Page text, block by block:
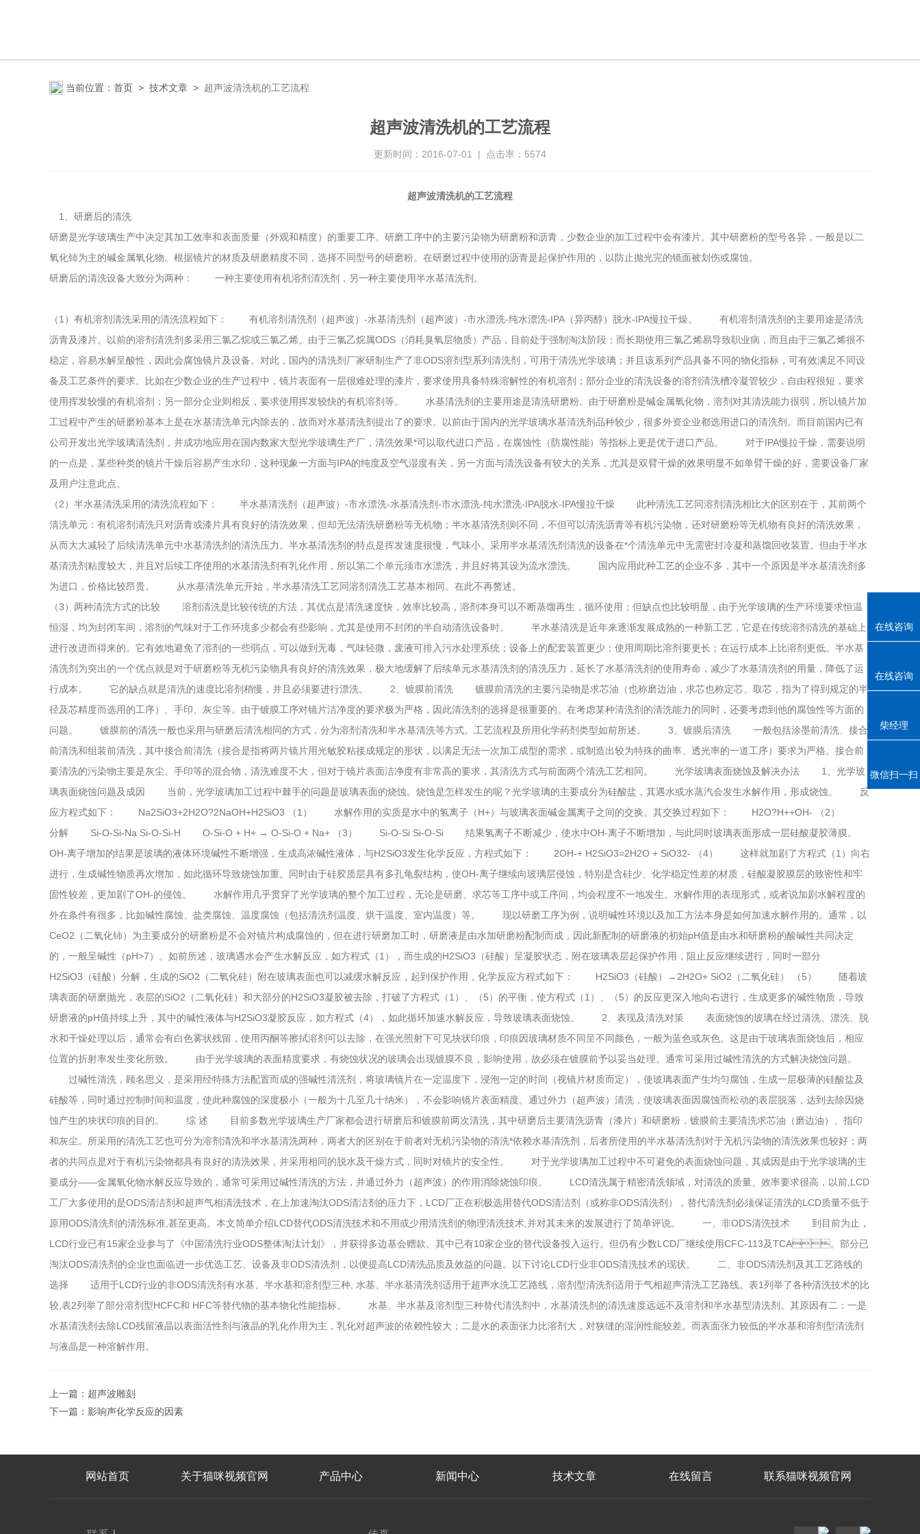
当前位置： 首页 > 技术文章 > 超声波清洗机的工艺流程
超声波清洗机的工艺流程
更新时间：2016-07-01 | 点击率：5574
超声波清洗机的工艺流程
1、研磨后的清洗
研磨是光学玻璃生产中决定其加工效率和表面质量（外观和精度）的重要工序。研磨工序中的主要污染物为研磨粉和沥青，少数企业的加工过程中会有漆片。其中研磨粉的型号各异，一般是以二
氧化铈为主的碱金属氧化物。根据镜片的材质及研磨精度不同，选择不同型号的研磨粉。在研磨过程中使用的沥青是起保护作用的，以防止抛光完的镜面被划伤或腐蚀。
研磨后的清洗设备大致分为两种： 一种主要使用有机溶剂清洗剂，另一种主要使用半水基清洗剂。
（1）有机溶剂清洗采用的清洗流程如下： 有机溶剂清洗剂（超声波）-水基清洗剂（超声波）-市水漂洗-纯水漂洗-IPA（异丙醇）脱水-IPA慢拉干燥。 有机溶剂清洗剂的主要用途是清洗
沥青及漆片。以前的溶剂清洗剂多采用三氯乙烷或三氯乙烯。由于三氯乙烷属ODS（消耗臭氧层物质）产品，目前处于强制淘汰阶段；而长期使用三氯乙烯易导致职业病，而且由于三氯乙烯很不
稳定，容易水解呈酸性，因此会腐蚀镜片及设备。对此，国内的清洗剂厂家研制生产了非ODS溶剂型系列清洗剂，可用于清洗光学玻璃；并且该系列产品具备不同的物化指标，可有效满足不同设
备及工艺条件的要求。比如在少数企业的生产过程中，镜片表面有一层很难处理的漆片，要求使用具备特殊溶解性的有机溶剂；部分企业的清洗设备的溶剂清洗槽冷凝管较少，自由程很短，要求
使用挥发较慢的有机溶剂；另一部分企业则相反，要求使用挥发较快的有机溶剂等。 水基清洗剂的主要用途是清洗研磨粉。由于研磨粉是碱金属氧化物，溶剂对其清洗能力很弱，所以镜片加
工过程中产生的研磨粉基本上是在水基清洗单元内除去的，故而对水基清洗剂提出了的要求。以前由于国内的光学玻璃水基清洗剂品种较少，很多外资企业都选用进口的清洗剂。而目前国内已有
公司开发出光学玻璃清洗剂，并成功地应用在国内数家大型光学玻璃生产厂，清洗效果*可以取代进口产品，在腐蚀性（防腐性能）等指标上更是优于进口产品。 对于IPA慢拉干燥，需要说明
的一点是，某些种类的镜片干燥后容易产生水印，这种现象一方面与IPA的纯度及空气湿度有关，另一方面与清洗设备有较大的关系，尤其是双臂干燥的效果明显不如单臂干燥的好，需要设备厂家
及用户注意此点。
（2）半水基清洗采用的清洗流程如下： 半水基清洗剂（超声波）-市水漂洗-水基清洗剂-市水漂洗-纯水漂洗-IPA脱水-IPA慢拉干燥 此种清洗工艺同溶剂清洗相比大的区别在于，其前两个
清洗单元：有机溶剂清洗只对沥青或漆片具有良好的清洗效果，但却无法清洗研磨粉等无机物；半水基清洗剂则不同，不但可以清洗沥青等有机污染物，还对研磨粉等无机物有良好的清洗效果，
从而大大减轻了后续清洗单元中水基清洗剂的清洗压力。半水基清洗剂的特点是挥发速度很慢，气味小。采用半水基清洗剂清洗的设备在*个清洗单元中无需密封冷凝和蒸馏回收装置。但由于半水
基清洗剂粘度较大，并且对后续工序使用的水基清洗剂有乳化作用，所以第二个单元须市水漂洗，并且好将其设为流水漂洗。 国内应用此种工艺的企业不多，其中一个原因是半水基清洗剂多
为进口，价格比较昂贵。 从水基清洗单元开始，半水基清洗工艺同溶剂清洗工艺基本相同。在此不再赘述。
（3）两种清洗方式的比较 溶剂清洗是比较传统的方法，其优点是清洗速度快，效率比较高，溶剂本身可以不断蒸馏再生，循环使用；但缺点也比较明显，由于光学玻璃的生产环境要求恒温
恒湿，均为封闭车间，溶剂的气味对于工作环境多少都会有些影响，尤其是使用不封闭的半自动清洗设备时。 半水基清洗是近年来逐渐发展成熟的一种新工艺，它是在传统溶剂清洗的基础上
进行改进而得来的。它有效地避免了溶剂的一些弱点，可以做到无毒，气味轻微，废液可排入污水处理系统；设备上的配套装置更少；使用周期比溶剂要更长；在运行成本上比溶剂更低。半水基
清洗剂为突出的一个优点就是对于研磨粉等无机污染物具有良好的清洗效果，极大地缓解了后续单元水基清洗剂的清洗压力，延长了水基清洗剂的使用寿命，减少了水基清洗剂的用量，降低了运
行成本。 它的缺点就是清洗的速度比溶剂稍慢，并且必须要进行漂洗。 2、镀膜前清洗 镀膜前清洗的主要污染物是求芯油（也称磨边油，求芯也称定芯、取芯，指为了得到规定的半
径及芯精度而选用的工序）、手印、灰尘等。由于镀膜工序对镜片洁净度的要求极为严格，因此清洗剂的选择是很重要的。在考虑某种清洗剂的清洗能力的同时，还要考虑到他的腐蚀性等方面的
问题。 镀膜前的清洗一般也采用与研磨后清洗相同的方式，分为溶剂清洗和半水基清洗等方式。工艺流程及所用化学药剂类型如前所述。 3、镀膜后清洗 一般包括涂墨前清洗、接合
前清洗和组装前清洗，其中接合前清洗（接合是指将两片镜片用光敏胶粘接成规定的形状，以满足无法一次加工成型的需求，或制造出较为特殊的曲率、透光率的一道工序）要求为严格。接合前
要清洗的污染物主要是灰尘、手印等的混合物，清洗难度不大，但对于镜片表面洁净度有非常高的要求，其清洗方式与前面两个清洗工艺相同。 光学玻璃表面烧蚀及解决办法 1、光学玻
璃表面烧蚀问题及成因 当前，光学玻璃加工过程中棘手的问题是玻璃表面的烧蚀。烧蚀是怎样发生的呢？光学玻璃的主要成分为硅酸盐，其遇水或水蒸汽会发生水解作用，形成烧蚀。 反
应方程式如下： Na2SiO3+2H2O?2NaOH+H2SiO3 （1） 水解作用的实质是水中的氢离子（H+）与玻璃表面碱金属离子之间的交换。其交换过程如下： H2O?H++OH- （2）
分解 Si-O-Si-Na Si-O-Si-H O-Si-O + H+ → O-Si-O + Na+ （3） Si-O-Si Si-O-Si 结果氢离子不断减少，使水中OH-离子不断增加，与此同时玻璃表面形成一层硅酸凝胶薄膜。
OH-离子增加的结果是玻璃的液体环境碱性不断增强，生成高浓碱性液体，与H2SiO3发生化学反应，方程式如下： 2OH-+ H2SiO3=2H2O + SiO32- （4） 这样就加剧了方程式（1）向右
进行，生成碱性物质再次增加，如此循环导致烧蚀加重。同时由于硅胶质层具有多孔龟裂结构，使OH-离子继续向玻璃层侵蚀，特别是含硅少、化学稳定性差的材质，硅酸凝胶膜层的致密性和牢
固性较差，更加剧了OH-的侵蚀。 水解作用几乎贯穿了光学玻璃的整个加工过程，无论是研磨、求芯等工序中或工序间，均会程度不一地发生。水解作用的表现形式，或者说加剧水解程度的
外在条件有很多，比如碱性腐蚀、盐类腐蚀、温度腐蚀（包括清洗剂温度、烘干温度、室内温度）等。 现以研磨工序为例，说明碱性环境以及加工方法本身是如何加速水解作用的。通常，以
CeO2（二氧化铈）为主要成分的研磨粉是不会对镜片构成腐蚀的，但在进行研磨加工时，研磨液是由水加研磨粉配制而成，因此新配制的研磨液的初始pH值是由水和研磨粉的酸碱性共同决定
的，一般呈碱性（pH>7）。如前所述，玻璃遇水会产生水解反应，如方程式（1），而生成的H2SiO3（硅酸）呈凝胶状态，附在玻璃表层起保护作用，阻止反应继续进行，同时一部分
H2SiO3（硅酸）分解，生成的SiO2（二氧化硅）附在玻璃表面也可以减缓水解反应，起到保护作用，化学反应方程式如下： H2SiO3（硅酸）→2H2O+ SiO2（二氧化硅） （5） 随着玻
璃表面的研磨抛光，表层的SiO2（二氧化硅）和大部分的H2SiO3凝胶被去除，打破了方程式（1）、（5）的平衡，使方程式（1）、（5）的反应更深入地向右进行，生成更多的碱性物质，导致
研磨液的pH值持续上升，其中的碱性液体与H2SiO3凝胶反应，如方程式（4），如此循环加速水解反应，导致玻璃表面烧蚀。 2、表现及清洗对策 表面烧蚀的玻璃在经过清洗、漂洗、脱
水和干燥处理以后，通常会有白色雾状残留，使用丙酮等擦拭溶剂可以去除，在强光照射下可见块状印痕，印痕因玻璃材质不同呈不同颜色，一般为蓝色或灰色。这是由于玻璃表面烧蚀后，相应
位置的折射率发生变化所致。 由于光学玻璃的表面精度要求，有烧蚀状况的玻璃会出现镀膜不良，影响使用，故必须在镀膜前予以妥当处理。通常可采用过碱性清洗的方式解决烧蚀问题。
过碱性清洗，顾名思义，是采用经特殊方法配置而成的强碱性清洗剂，将玻璃镜片在一定温度下，浸泡一定的时间（视镜片材质而定），使玻璃表面产生均匀腐蚀，生成一层极薄的硅酸盐及
硅酸等，同时通过控制时间和温度，使此种腐蚀的深度极小（一般为十几至几十纳米），不会影响镜片表面精度。通过外力（超声波）清洗，使玻璃表面因腐蚀而松动的表层脱落，达到去除因烧
蚀产生的块状印痕的目的。 综 述 目前多数光学玻璃生产厂家都会进行研磨后和镀膜前两次清洗，其中研磨后主要清洗沥青（漆片）和研磨粉，镀膜前主要清洗求芯油（磨边油）、指印
和灰尘。所采用的清洗工艺也可分为溶剂清洗和半水基清洗两种，两者大的区别在于前者对无机污染物的清洗*依赖水基清洗剂，后者所使用的半水基清洗剂对于无机污染物的清洗效果也较好；两
者的共同点是对于有机污染物都具有良好的清洗效果，并采用相同的脱水及干燥方式，同时对镜片的安全性。 对于光学玻璃加工过程中不可避免的表面烧蚀问题，其成因是由于光学玻璃的主
要成分——金属氧化物水解反应导致的，通常可采用过碱性清洗的方法，并通过外力（超声波）的作用消除烧蚀印痕。 LCD清洗属于精密清洗领域，对清洗的质量、效率要求很高，以前,LCD
工厂大多使用的是ODS清洁剂和超声气相清洗技术，在上加速淘汰ODS清洁剂的压力下，LCD厂正在积极选用替代ODS清洁剂（或称非ODS清洗剂），替代清洗剂必须保证清洗的LCD质量不低于
原用ODS清洗剂的清洗标准,甚至更高。本文简单介绍LCD替代ODS清洗技术和不用或少用清洗剂的物理清洗技术,并对其未来的发展进行了简单评说。 一、非ODS清洗技术 到目前为止，
LCD行业已有15家企业参与了《中国清洗行业ODS整体淘汰计划》，并获得多边基会赠款。其中已有10家企业的替代设备投入运行。但仍有少数LCD厂继续使用CFC-113及TCA。部分已
淘汰ODS清洗剂的企业也面临进一步优选工艺、设备及非ODS清洗剂，以便提高LCD清洗品质及效益的问题。以下讨论LCD行业非ODS清洗技术的现状。 二、非ODS清洗剂及其工艺路线的
选择 适用于LCD行业的非ODS清洗剂有水基、半水基和溶剂型三种, 水基、半水基清洗剂适用于超声水洗工艺路线，溶剂型清洗剂适用于气相超声清洗工艺路线。表1列举了各种清洗技术的比
较,表2列举了部分溶剂型HCFC和 HFC等替代物的基本物化性能指标。 水基、半水基及溶剂型三种替代清洗剂中，水基清洗剂的清洗速度远远不及溶剂和半水基型清洗剂。其原因有二：一是
水基清洗剂去除LCD残留液晶以表面活性剂与液晶的乳化作用为主，乳化对超声波的依赖性较大；二是水的表面张力比溶剂大，对狭缝的湿润性能较差。而表面张力较低的半水基和溶剂型清洗剂
与液晶是一种溶解作用。
上一篇： 超声波雕刻
下一篇： 影响声化学反应的因素
网站首页 关于猫咪视频官网 产品中心 新闻中心 技术文章 在线留言 联系猫咪视频官网
在线咨询
在线咨询
柴经理
微信扫一扫